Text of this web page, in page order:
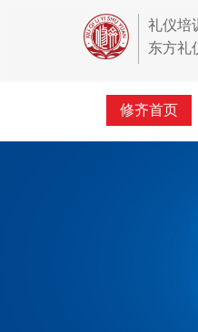
礼仪培
东方礼
修齐首页